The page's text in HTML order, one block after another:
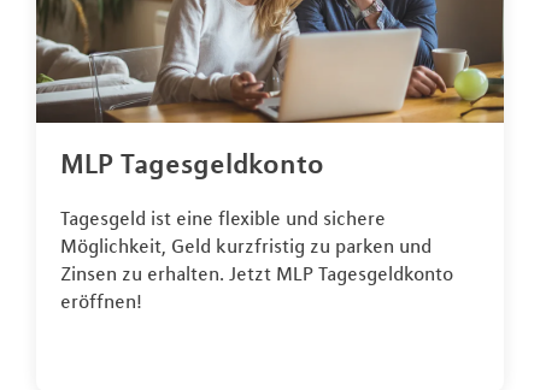
MLP Tagesgeldkonto
Tagesgeld ist eine flexible und sichere
Möglichkeit, Geld kurzfristig zu parken und
Zinsen zu erhalten. Jetzt MLP Tagesgeldkonto
eröffnen!